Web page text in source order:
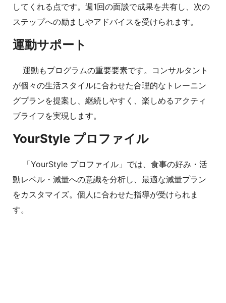
してくれる点です。週1回の面談で成果を共有し、次の
ステップへの励ましやアドバイスを受けられます。
運動サポート
運動もプログラムの重要要素です。コンサルタント
が個々の生活スタイルに合わせた合理的なトレーニン
グプランを提案し、継続しやすく、楽しめるアクティ
ブライフを実現します。
YourStyle プロファイル
「YourStyle プロファイル」では、食事の好み・活
動レベル・減量への意識を分析し、最適な減量プラン
をカスタマイズ。個人に合わせた指導が受けられま
す。